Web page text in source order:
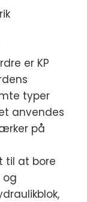
er KP
typer
anvendes
på
til at bore
og